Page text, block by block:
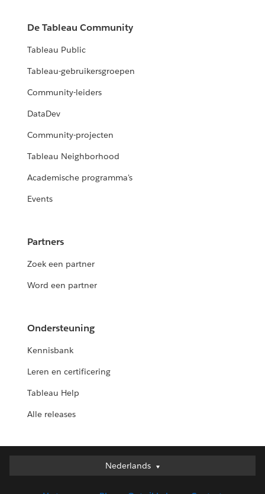
De Tableau Community
Tableau Public
Tableau-gebruikersgroepen
Community-leiders
DataDev
Community-projecten
Tableau Neighborhood
Academische programma's
Events
Partners
Zoek een partner
Word een partner
Ondersteuning
Kennisbank
Leren en certificering
Tableau Help
Alle releases
Nederlands
Nederlands